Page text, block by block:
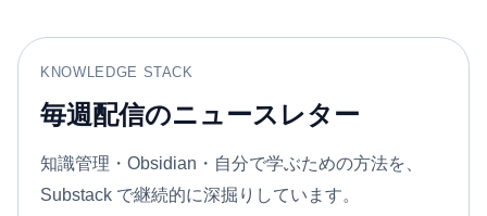
KNOWLEDGE STACK
毎週配信のニュースレター
知識管理・Obsidian・自分で学ぶための方法を、
Substack で継続的に深掘りしています。